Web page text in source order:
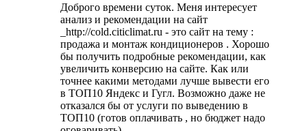
Доброго времени суток. Меня интересует
анализ и рекомендации на сайт
_http://cold.citiclimat.ru - это сайт на тему :
продажа и монтаж кондиционеров . Хорошо
бы получить подробные рекомендации, как
увеличить конверсию на сайте. Как или
точнее какими методами лучше вывести его
в ТОП10 Яндекс и Гугл. Возможно даже не
отказался бы от услуги по выведению в
ТОП10 (готов оплачивать , но бюджет надо